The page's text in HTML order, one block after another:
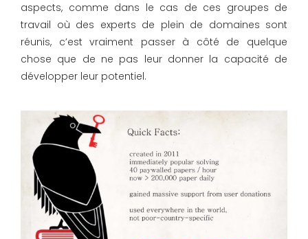
aspects, comme dans le cas de ces groupes de
travail où des experts de plein de domaines sont
réunis, c’est vraiment passer à côté de quelque
chose que de ne pas leur donner la capacité de
développer leur potentiel.